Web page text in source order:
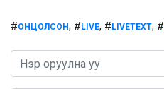
#ОНЦОЛСОН, # LIVE, # LIVETEXT, #